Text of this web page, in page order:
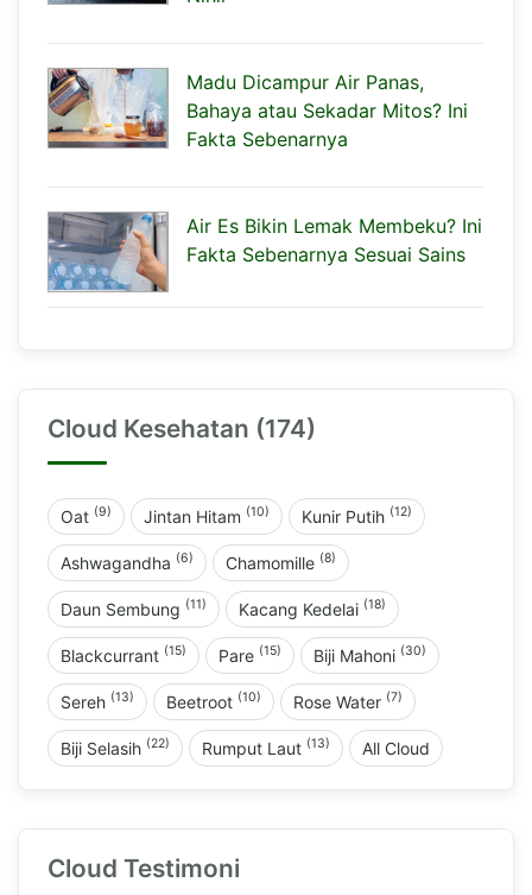
Madu Dicampur Air Panas,
Bahaya atau Sekadar Mitos? Ini
Fakta Sebenarnya
Air Es Bikin Lemak Membeku? Ini
Fakta Sebenarnya Sesuai Sains
Cloud Kesehatan (174)
Oat (9) Jintan Hitam (10) Kunir Putih (12)
Ashwagandha (6) Chamomille (8)
Daun Sembung (11) Kacang Kedelai (18)
Blackcurrant (15) Pare (15) Biji Mahoni (30)
Sereh (13) Beetroot (10) Rose Water (7)
Biji Selasih (22) Rumput Laut (13) All Cloud
Cloud Testimoni